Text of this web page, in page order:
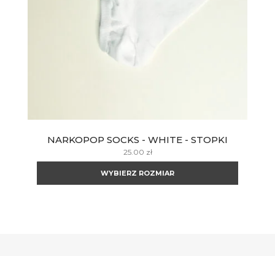
NARKOPOP SOCKS - WHITE - STOPKI
25.00 zł
WYBIERZ ROZMIAR